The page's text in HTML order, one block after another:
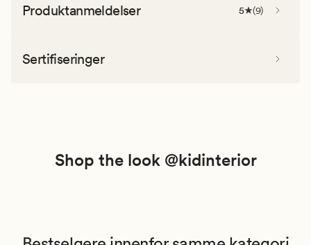
Produktanmeldelser 5 (9)
Sertifiseringer
Shop the look @kidinterior